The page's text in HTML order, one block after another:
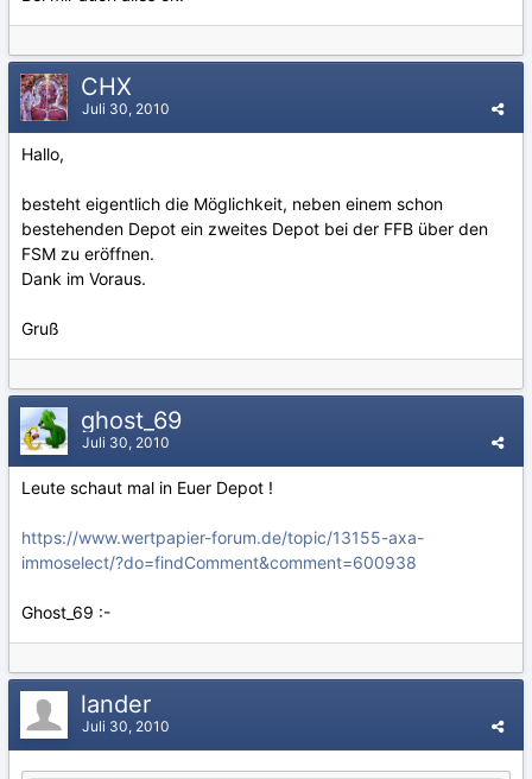
CHX
Juli 30, 2010
Hallo,
besteht eigentlich die Möglichkeit, neben einem schon
bestehenden Depot ein zweites Depot bei der FFB über den
FSM zu eröffnen.
Dank im Voraus.
Gruß
ghost_69
Juli 30, 2010
Leute schaut mal in Euer Depot !
https://www.wertpapier-forum.de/topic/13155-axa-
immoselect/?do=findComment&comment=600938
Ghost_69 :-
lander
Juli 30, 2010